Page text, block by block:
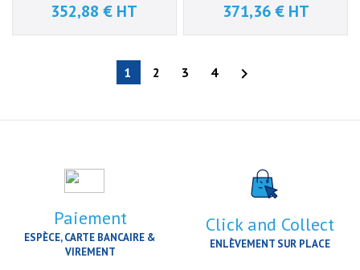
Prix
352,88 € HT Prix
371,36 € HT
1 2 3 4 
Paiement
ESPÈCE, CARTE BANCAIRE &
VIREMENT
Click and Collect
ENLÈVEMENT SUR PLACE